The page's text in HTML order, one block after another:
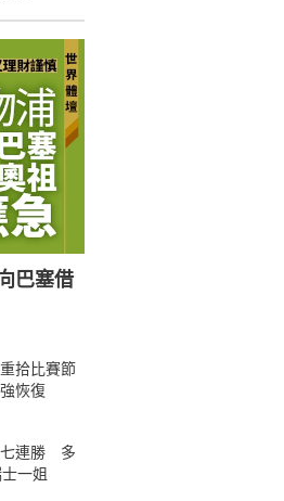
巴塞借
拾比賽節
恢復
七連勝 多
一姐